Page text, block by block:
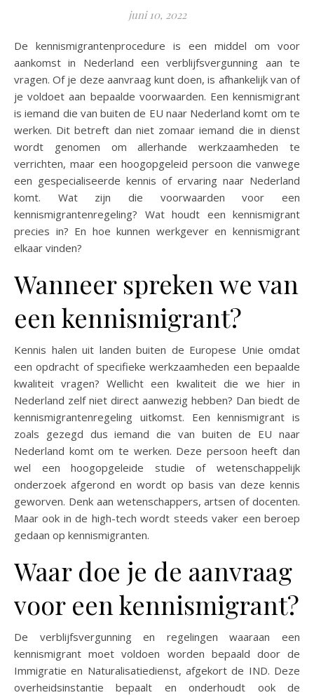
juni 10, 2022
De kennismigrantenprocedure is een middel om voor
aankomst in Nederland een verblijfsvergunning aan te
vragen. Of je deze aanvraag kunt doen, is afhankelijk van of
je voldoet aan bepaalde voorwaarden. Een kennismigrant
is iemand die van buiten de EU naar Nederland komt om te
werken. Dit betreft dan niet zomaar iemand die in dienst
wordt genomen om allerhande werkzaamheden te
verrichten, maar een hoogopgeleid persoon die vanwege
een gespecialiseerde kennis of ervaring naar Nederland
komt. Wat zijn die voorwaarden voor een
kennismigrantenregeling? Wat houdt een kennismigrant
precies in? En hoe kunnen werkgever en kennismigrant
elkaar vinden?
Wanneer spreken we van
een kennismigrant?
Kennis halen uit landen buiten de Europese Unie omdat
een opdracht of specifieke werkzaamheden een bepaalde
kwaliteit vragen? Wellicht een kwaliteit die we hier in
Nederland zelf niet direct aanwezig hebben? Dan biedt de
kennismigrantenregeling uitkomst. Een kennismigrant is
zoals gezegd dus iemand die van buiten de EU naar
Nederland komt om te werken. Deze persoon heeft dan
wel een hoogopgeleide studie of wetenschappelijk
onderzoek afgerond en wordt op basis van deze kennis
geworven. Denk aan wetenschappers, artsen of docenten.
Maar ook in de high-tech wordt steeds vaker een beroep
gedaan op kennismigranten.
Waar doe je de aanvraag
voor een kennismigrant?
De verblijfsvergunning en regelingen waaraan een
kennismigrant moet voldoen worden bepaald door de
Immigratie en Naturalisatiedienst, afgekort de IND. Deze
overheidsinstantie bepaalt en onderhoudt ook de